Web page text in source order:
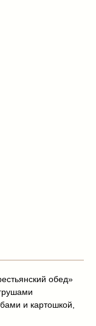
обед»
и картошкой,